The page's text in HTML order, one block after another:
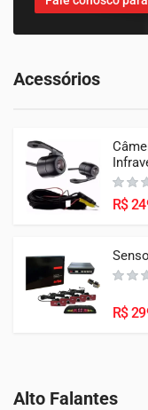
Acessórios
R$
R$
Alto Falantes